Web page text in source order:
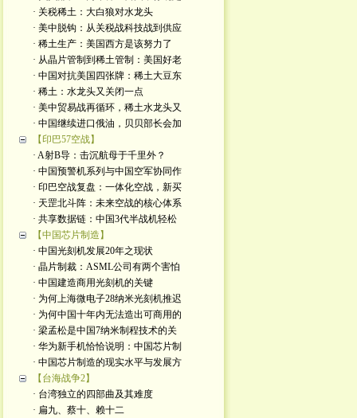
· 关税稀土：大白狼对水龙头
· 美中脱钩：从关税战科技战到供应
· 稀土生产：美国西方是该努力了
· 从晶片管制到稀土管制：美国好老
· 中国对抗美国四张牌：稀土大豆东
· 稀土：水龙头又关闭一点
· 美中贸易战再循环，稀土水龙头又
· 中国继续进口俄油，贝贝部长会加
【印巴57空战】
· A射B导：击沉航母于千里外？
· 中国预警机系列与中国空军协同作
· 印巴空战复盘：一体化空战，新买
· 天罡北斗阵：未来空战的核心体系
· 共享数据链：中国3代半战机轻松
【中国芯片制造】
· 中国光刻机发展20年之现状
· 晶片制裁：ASML公司有两个害怕
· 中国建造商用光刻机的关键
· 为何上海微电子28纳米光刻机推迟
· 为何中国十年内无法造出可商用的
· 梁孟松是中国7纳米制程技术的关
· 华为新手机恰恰说明：中国芯片制
· 中国芯片制造的现实水平与发展方
【台海战争2】
· 台湾独立的四部曲及其难度
· 扁九、蔡十、赖十二